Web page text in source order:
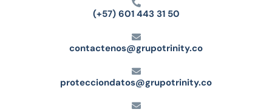
(+57) 601 443 31 50
contactenos@grupotrinity.co
protecciondatos@grupotrinity.co